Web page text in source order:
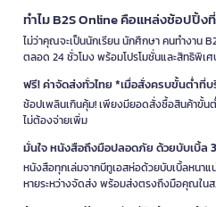
ทำไม B2S Online คือแหล่งช้อปปิ้
ไม่ว่าคุณจะเป็นนักเรียน นักศึกษา คนทำงาน
ตลอด 24 ชั่วโมง พร้อมโปรโมชั่นและสิทธิพิเ
ฟรี! ค่าจัดส่งทั่วไทย *เมื่อสั่งครบขั้นต่ำที่
ช้อปเพลินเกินคุ้ม! เพียงมียอดสั่งซื้อสินค้าขั้
ไม่ต้องจ่ายเพิ่ม
มั่นใจ หนังสือถึงมือปลอดภัย ด้วยบับเบิ้ล
หนังสือทุกเล่มจากบีทูเอสห่อด้วยบับเบิ้ลหนา
หายระหว่างจัดส่ง พร้อมส่งตรงถึงมือคุณใ